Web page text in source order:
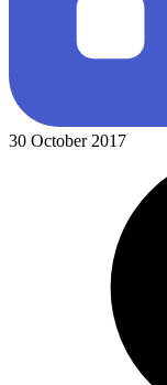
30 October 2017